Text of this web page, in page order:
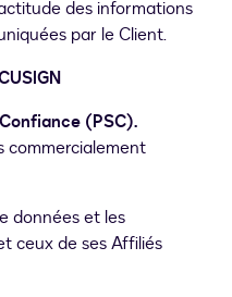
des informations
par le Client.
(PSC).
commercialement
données et les
ceux de ses Affiliés